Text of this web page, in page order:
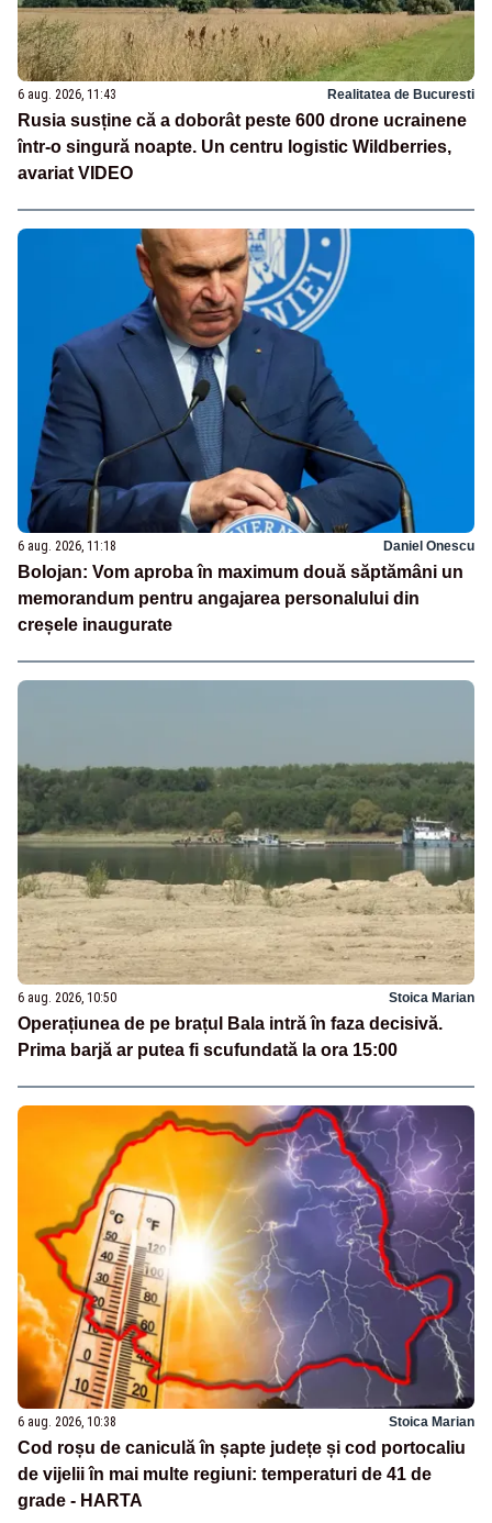
6 aug. 2026, 11:43 Realitatea de Bucuresti
Rusia susține că a doborât peste 600 drone ucrainene
într-o singură noapte. Un centru logistic Wildberries,
avariat VIDEO
6 aug. 2026, 11:18 Daniel Onescu
Bolojan: Vom aproba în maximum două săptămâni un
memorandum pentru angajarea personalului din
creșele inaugurate
6 aug. 2026, 10:50 Stoica Marian
Operațiunea de pe brațul Bala intră în faza decisivă.
Prima barjă ar putea fi scufundată la ora 15:00
6 aug. 2026, 10:38 Stoica Marian
Cod roșu de caniculă în șapte județe și cod portocaliu
de vijelii în mai multe regiuni: temperaturi de 41 de
grade - HARTA